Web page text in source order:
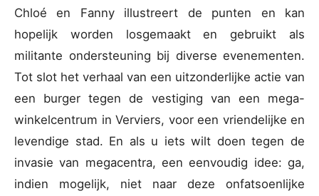
Chloé en Fanny illustreert de punten en kan
hopelijk worden losgemaakt en gebruikt als
militante ondersteuning bij diverse evenementen.
Tot slot het verhaal van een uitzonderlijke actie van
een burger tegen de vestiging van een mega-
winkelcentrum in Verviers, voor een vriendelijke en
levendige stad. En als u iets wilt doen tegen de
invasie van megacentra, een eenvoudig idee: ga,
indien mogelijk, niet naar deze onfatsoenlijke